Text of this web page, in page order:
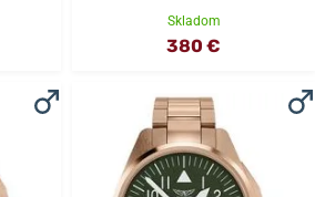
Skladom
380 €